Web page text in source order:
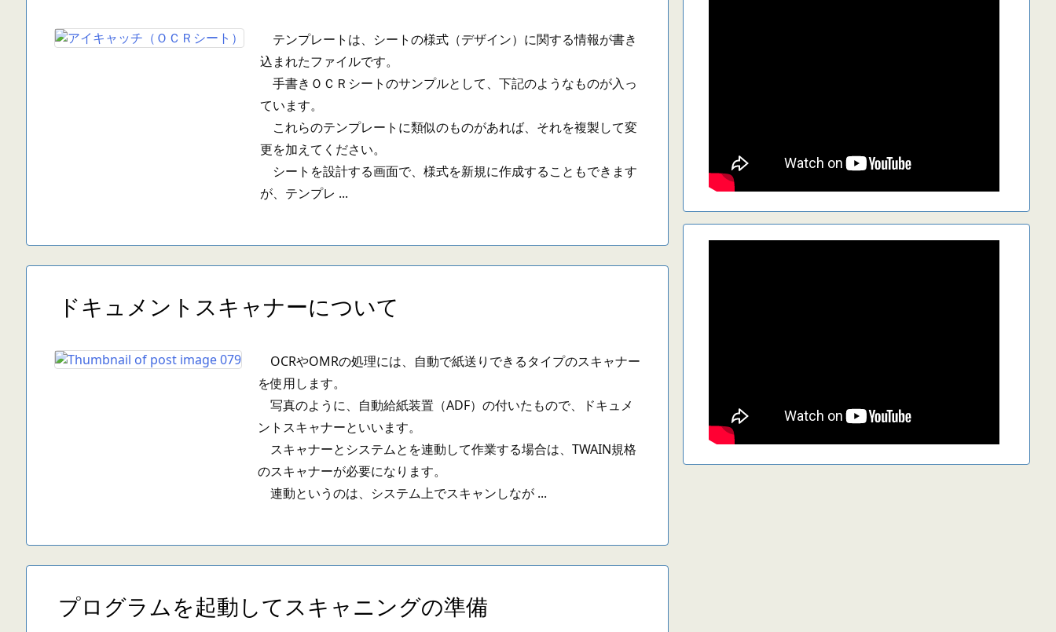
テンプレートは、シートの様式（デザイン）に関する情報が書き
込まれたファイルです。
手書きＯＣＲシートのサンプルとして、下記のようなものが入っ
ています。
これらのテンプレートに類似のものがあれば、それを複製して変
更を加えてください。
シートを設計する画面で、様式を新規に作成することもできます
が、テンプレ ...
ドキュメントスキャナーについて
OCRやOMRの処理には、自動で紙送りできるタイプのスキャナー
を使用します。
写真のように、自動給紙装置（ADF）の付いたもので、ドキュメ
ントスキャナーといいます。
スキャナーとシステムとを連動して作業する場合は、TWAIN規格
のスキャナーが必要になります。
連動というのは、システム上でスキャンしなが ...
プログラムを起動してスキャニングの準備